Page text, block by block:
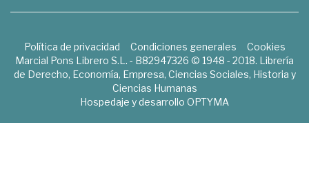
Política de privacidad Condiciones generales
Cookies
Marcial Pons Librero S.L. - B82947326 © 1948 - 2018. Librería
de Derecho, Economía, Empresa, Ciencias Sociales, Historia y
Ciencias Humanas
Hospedaje y desarrollo OPTYMA